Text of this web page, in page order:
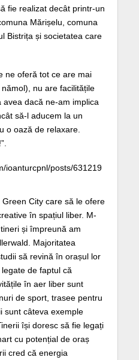
fie realizat decât printr-un
Mărișelu, comuna
Bistrița și societatea care
ne oferă tot ce are mai
nu are facilitățile
dacă ne-am implica
să-l aducem la un
o oază de relaxare.
!”.
ioanturcpnl/posts/631219
City care să le ofere
în spațiul liber. M-
și împreună am
Majoritatea
să revină în orașul lor
de faptul că
în aer liber sunt
de sport, trasee pentru
sunt câteva exemple
își doresc să fie legați
cu potențial de oraș
cred că energia